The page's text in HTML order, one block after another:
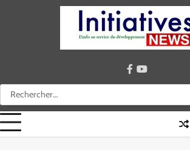
Rechercher :
facebook
youtube